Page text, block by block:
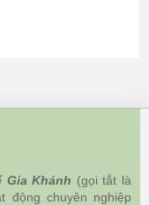
Gia Khánh (gọi tắt là
động chuyên nghiệp